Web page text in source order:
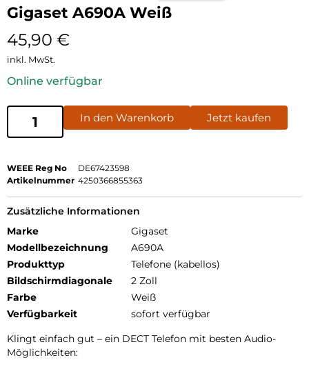
Gigaset A690A Weiß
45,90 €
inkl. MwSt.
Online verfügbar
In den Warenkorb Jetzt kaufen
WEEE Reg No
DE67423598
Artikelnummer 4250366855363
Zusätzliche Informationen
Marke
Gigaset
Modellbezeichnung
A690A
Produkttyp
Telefone (kabellos)
Bildschirmdiagonale
2 Zoll
Farbe
Weiß
Verfügbarkeit
sofort verfügbar
Klingt einfach gut – ein DECT Telefon mit besten Audio-
Möglichkeiten: